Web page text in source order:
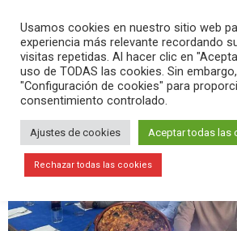
search
Usamos cookies en nuestro sitio web
experiencia más relevante recordando
visitas repetidas. Al hacer clic en
uso de TODAS las cookies. Sin
"Configuración de cookies" para
consentimiento controlado.
Ajustes de cookies Aceptar todas las
Rechazar todas las cookies